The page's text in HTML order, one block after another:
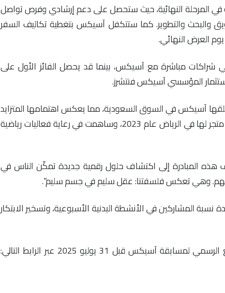
في المرحلة النهائية، حيث ستحصل على دعم إرشادي وفرص تواصل
والبحث والتطوير. كما ستتكفل آسيكس بتغطية تكاليف السفر
العرض النهائي.
مباشرة مع آسيكس، بينما قد يحصل الفائز الأول على
المؤسسي آسيكس فنتشرز.
آسيكس في السوق السعودية، مما يعكس اهتمامها المتزايد
بهذه السوق الديناميكية، بعد أن افتتحت أول متجر لها في الرياض عام 2023، وساهمت في رعاية فعاليات رياضية
المبادرة إلى اكتشاف حلول رقمية جديدة تمكّن الناس في
وهي تعكس فلسفتنا: عقل سليم في جسم سليم”.
نسبة المشاركين في الأنشطة البدنية الأسبوعية، وتسخير الابتكار
قبل 31 يوليو 2025 عبر الرابط التالي: